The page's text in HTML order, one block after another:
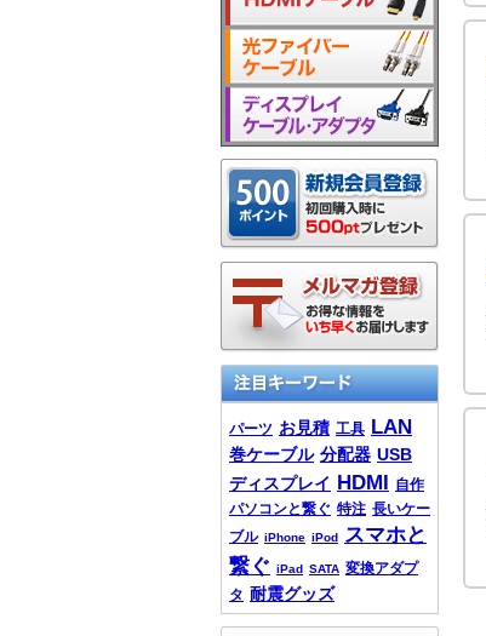
パーツ お見積 工具 LAN
巻ケーブル 分配器 USB
ディスプレイ HDMI 自作
パソコンと繋ぐ 特注 長いケー
ブル iPhone iPod スマホと
繋ぐ iPad SATA 変換アダプ
タ 耐震グッズ